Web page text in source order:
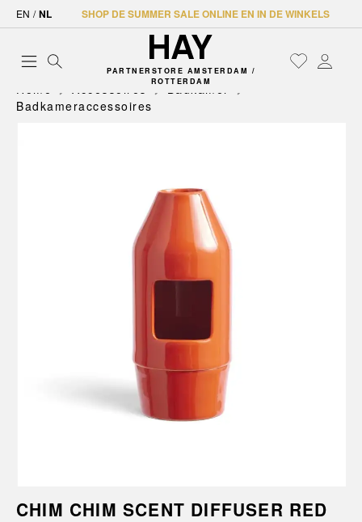
EN / NL SHOP DE SUMMER SALE ONLINE EN IN DE WINKELS
PARTNERSTORE AMSTERDAM /
ROTTERDAM
Home Accessoires
Badkamer
Badkameraccessoires
CHIM CHIM SCENT DIFFUSER RED